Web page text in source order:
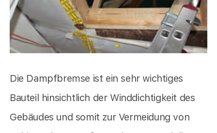
Die Dampfbremse ist ein sehr wichtiges
Bauteil hinsichtlich der Winddichtigkeit des
Gebäudes und somit zur Vermeidung von